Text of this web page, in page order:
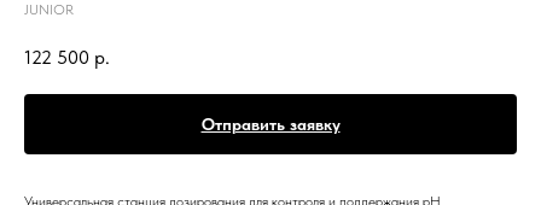
JUNIOR
122 500 р.
Отправить заявку
Универсальная станция дозирования для контроля и поддержания рН